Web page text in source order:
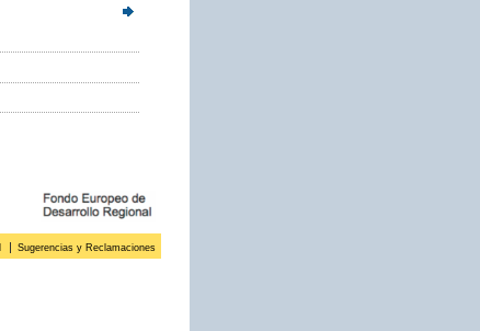
Sugerencias y Reclamaciones